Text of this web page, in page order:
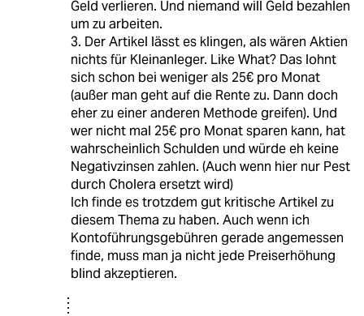
Geld verlieren. Und niemand will Geld bezahlen
um zu arbeiten.
3. Der Artikel lässt es klingen, als wären Aktien
nichts für Kleinanleger. Like What? Das lohnt
sich schon bei weniger als 25€ pro Monat
(außer man geht auf die Rente zu. Dann doch
eher zu einer anderen Methode greifen). Und
wer nicht mal 25€ pro Monat sparen kann, hat
wahrscheinlich Schulden und würde eh keine
Negativzinsen zahlen. (Auch wenn hier nur Pest
durch Cholera ersetzt wird)
Ich finde es trotzdem gut kritische Artikel zu
diesem Thema zu haben. Auch wenn ich
Kontoführungsgebühren gerade angemessen
finde, muss man ja nicht jede Preiserhöhung
blind akzeptieren.